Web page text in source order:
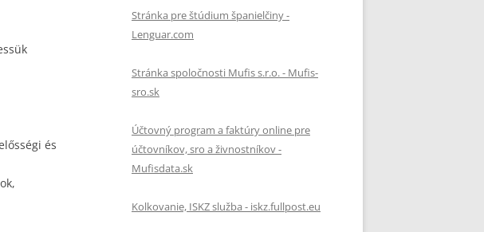
és
Stránka pre štúdium španielčiny -
Lenguar.com
Stránka spoločnosti Mufis s.r.o. - Mufis-
sro.sk
Účtovný program a faktúry online pre
účtovníkov, sro a živnostníkov -
Mufisdata.sk
Kolkovanie, ISKZ služba - iskz.fullpost.eu